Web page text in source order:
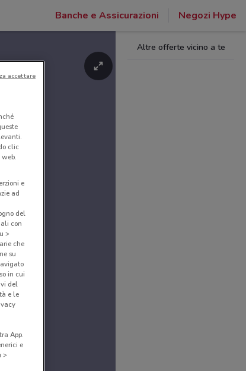
Banche e Assicurazioni Negozi Hype
Altre offerte vicino a te
clic
e
ad
del
con
>
che
su
in cui
del
e le
App.
e
>
accettare